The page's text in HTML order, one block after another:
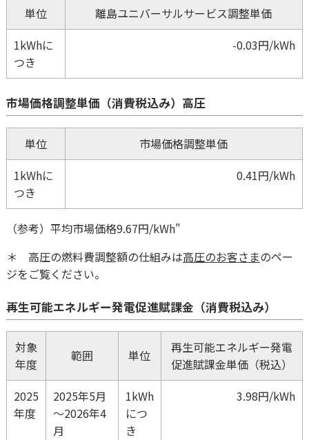
単位
離島ユニバーサルサービス調整単価
1kWhに
つき
-0.03円/kWh
市場価格調整単価（消費税込み）高圧
単位
市場価格調整単価
1kWhに
つき
0.41円/kWh
（参考）平均市場価格9.67円/kWh"
＊ 高圧の燃料費調整額の仕組みは高圧のお客さまのペー
ジをご覧ください。
再生可能エネルギー発電促進賦課金（消費税込み）
対象
年度
範囲 単位
再生可能エネルギー発電
促進賦課金単価（税込）
2025
年度
2025年5月
～2026年4
月
1kWh
につ
き
3.98円/kWh